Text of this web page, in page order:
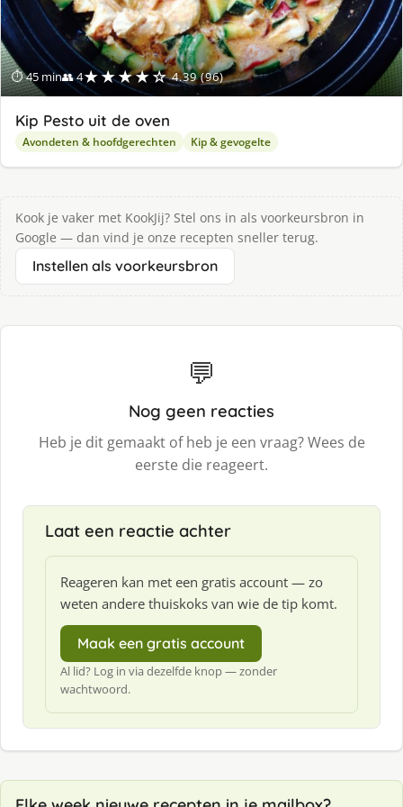
⏱ 45 min👥 4★★★★☆ 4.39 (96)
Kip Pesto uit de oven
Avondeten & hoofdgerechten Kip & gevogelte
Kook je vaker met KookJij? Stel ons in als voorkeursbron in
Google — dan vind je onze recepten sneller terug.
Instellen als voorkeursbron
💬
Nog geen reacties
Heb je dit gemaakt of heb je een vraag? Wees de
eerste die reageert.
Laat een reactie achter
Reageren kan met een gratis account — zo
weten andere thuiskoks van wie de tip komt.
Maak een gratis account
Al lid? Log in via dezelfde knop — zonder
wachtwoord.